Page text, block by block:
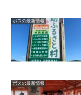
ボスの最新情報
ボスの最新情報